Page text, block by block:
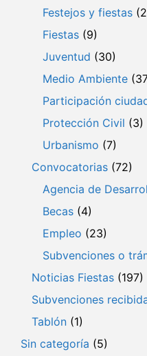
Festejos y fiestas
Fiestas (9)
Juventud (30)
Medio Ambiente
Participación
Protección Civil (3)
Urbanismo (7)
Convocatorias (72)
Agencia de
Becas (4)
Empleo (23)
Subvenciones o
Noticias Fiestas (197)
Subvenciones
Tablón (1)
Sin categoría (5)